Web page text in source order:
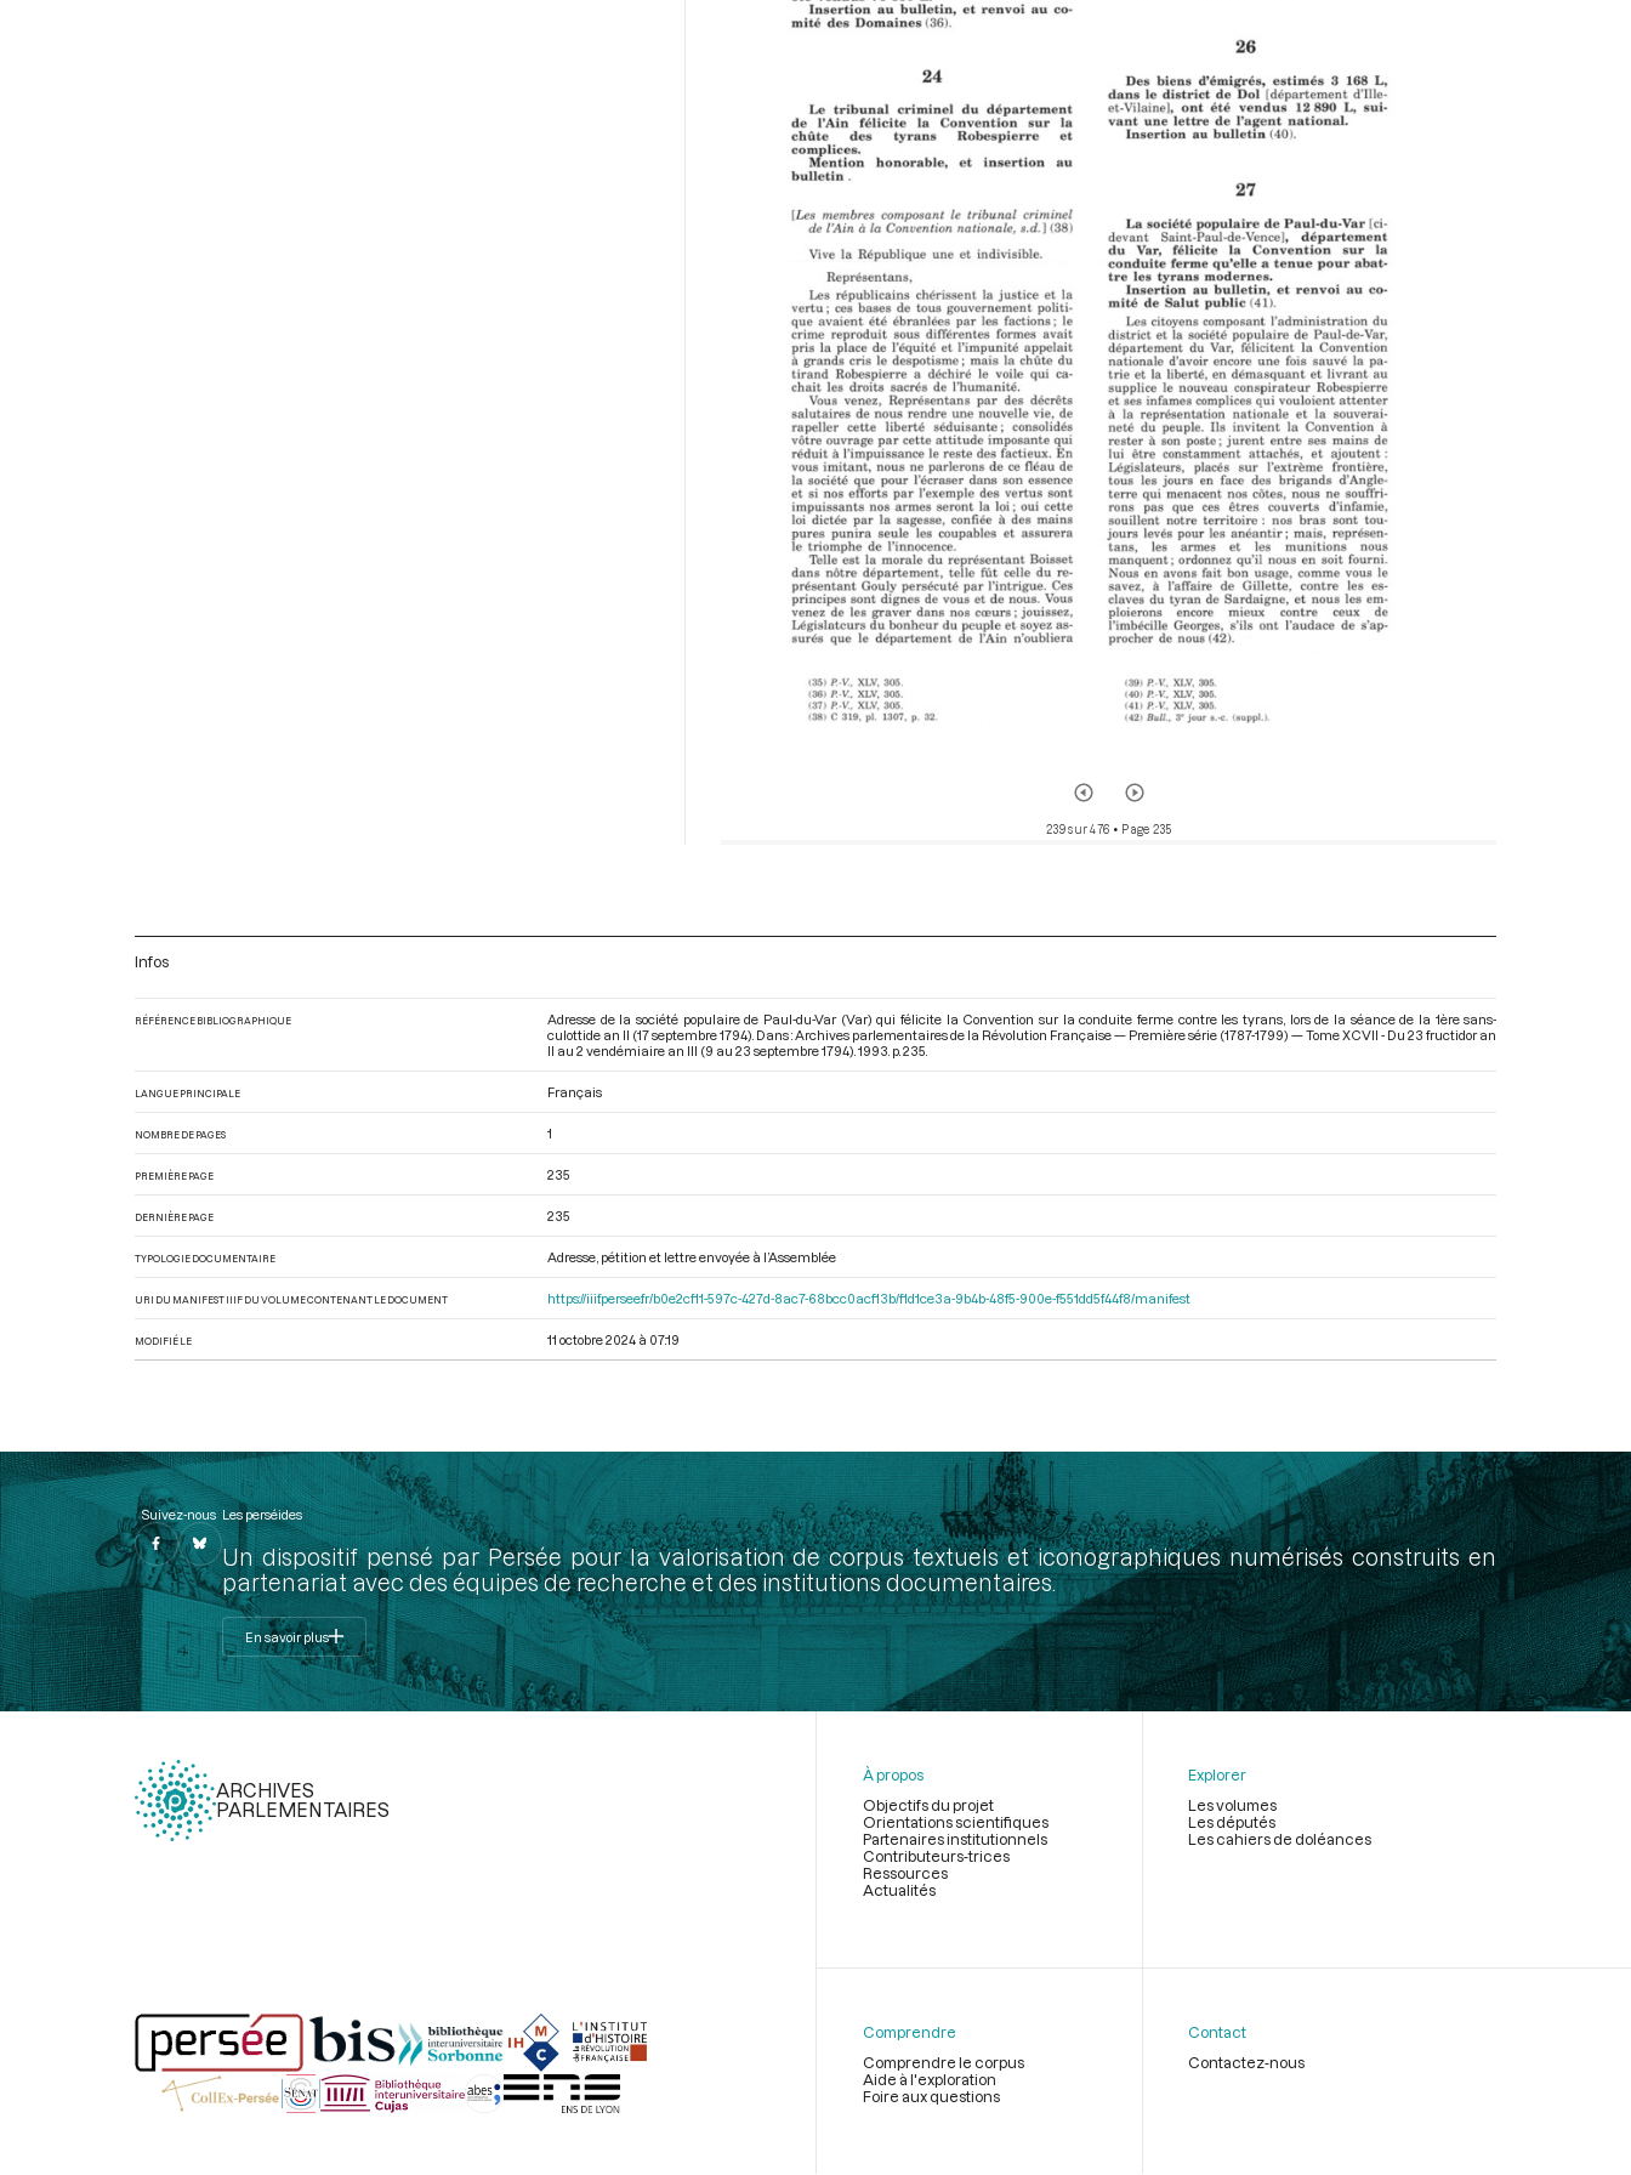
239 sur 476 • Page 235
Infos
RÉFÉRENCE BIBLIOGRAPHIQUE
Adresse de la société populaire de Paul-du-Var (Var) qui félicite la Convention sur la conduite ferme contre les tyrans, lors de la séance de la 1ère sans-
culottide an II (17 septembre 1794). Dans : Archives parlementaires de la Révolution Française — Première série (1787-1799) — Tome XCVII - Du 23 fructidor an
II au 2 vendémiaire an III (9 au 23 septembre 1794) . 1993. p. 235.
LANGUE PRINCIPALE Français
NOMBRE DE PAGES 1
PREMIÈRE PAGE 235
DERNIÈRE PAGE 235
TYPOLOGIE DOCUMENTAIRE Adresse, pétition et lettre envoyée à l’Assemblée
URI DU MANIFEST IIIF DU VOLUME CONTENANT LE DOCUMENT https://iiif.persee.fr/b0e2cf11-597c-427d-8ac7-68bcc0acf13b/f1d1ce3a-9b4b-48f5-900e-f551dd5f44f8/manifest
MODIFIÉ LE 11 octobre 2024 à 07:19
Suivez-nous Les perséides
Un dispositif pensé par Persée pour la valorisation de corpus textuels et iconographiques numérisés construits en
partenariat avec des équipes de recherche et des institutions documentaires.
En savoir plus
ARCHIVES
PARLEMENTAIRES
page
À propos
Objectifs du projet
Orientations scientifiques
Partenaires institutionnels
Contributeurs-trices
Ressources
Actualités
Explorer
Les volumes
Les députés
Les cahiers de doléances
Comprendre
Comprendre le corpus
Aide à l'exploration
Foire aux questions
Contact
Contactez-nous